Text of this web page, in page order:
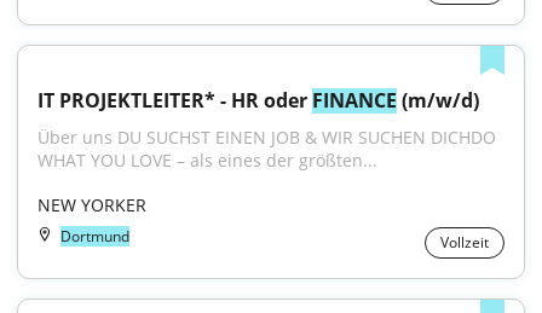
IT PROJEKTLEITER* - HR oder FINANCE (m/w/d)
Über uns DU SUCHST EINEN JOB & WIR SUCHEN DICHDO
WHAT YOU LOVE – als eines der größten...
NEW YORKER
Dortmund Vollzeit